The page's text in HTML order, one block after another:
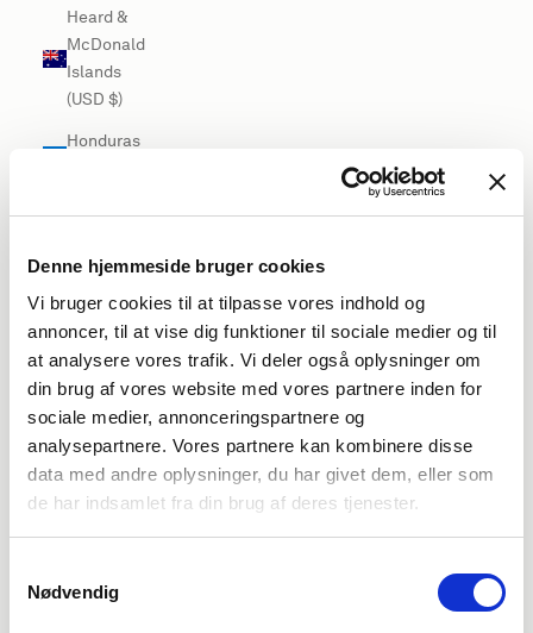
Denne hjemmeside bruger cookies
Vi bruger cookies til at tilpasse vores indhold og
annoncer, til at vise dig funktioner til sociale medier og til
at analysere vores trafik. Vi deler også oplysninger om
din brug af vores website med vores partnere inden for
sociale medier, annonceringspartnere og
analysepartnere. Vores partnere kan kombinere disse
data med andre oplysninger, du har givet dem, eller som
de har indsamlet fra din brug af deres tjenester.
Nødvendig
Heard &
McDonald
Islands
(USD $)
Honduras
$)
Hungary
(EUR €)
Iceland
(USD $)
India (USD
$)
Indonesia
(USD $)
Iraq (USD